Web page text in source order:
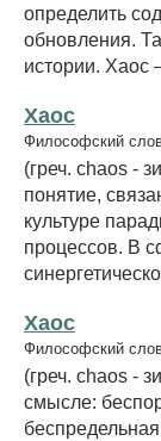
определить
обновления.
истории. Хаос
Хаос
Философский
(греч. chaos -
понятие,
культуре
процессов. В
Хаос
Философский
(греч. chaos -
смысле: